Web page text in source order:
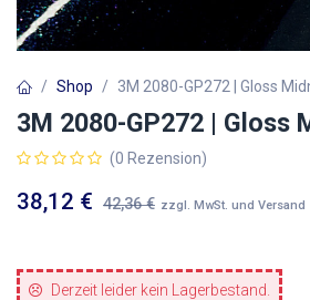
Shop 3M 2080-GP272 | Gloss
3M 2080-GP272 | Gloss
(0 Rezension)
38,12 € 42,36€ zzgl. MwSt. und Versand
Derzeit leider kein Lagerbestand.